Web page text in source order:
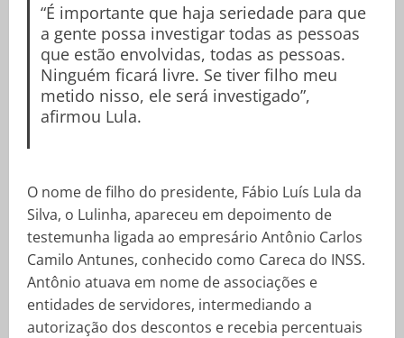
“É importante que haja seriedade para que
a gente possa investigar todas as pessoas
que estão envolvidas, todas as pessoas.
Ninguém ficará livre. Se tiver filho meu
metido nisso, ele será investigado”,
afirmou Lula.
O nome de filho do presidente, Fábio Luís Lula da
Silva, o Lulinha, apareceu em depoimento de
testemunha ligada ao empresário Antônio Carlos
Camilo Antunes, conhecido como Careca do INSS.
Antônio atuava em nome de associações e
entidades de servidores, intermediando a
autorização dos descontos e recebia percentuais